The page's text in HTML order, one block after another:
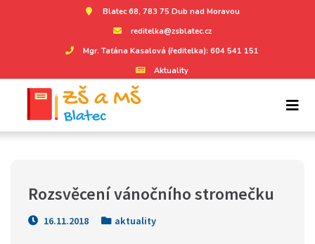
Blatec 68, 783 75 Dub nad Moravou
reditelka@zsblatec.cz
Mgr. Taťána Kasalová (ředitelka): 604 541 151
Aktuality
Rozsvěcení vánočního stromečku
16.11.2018 aktuality